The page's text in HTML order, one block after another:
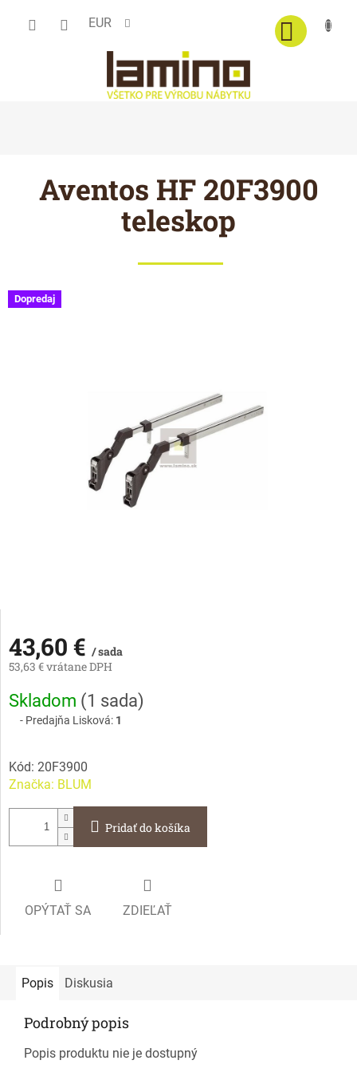
EUR
Aventos HF 20F3900
teleskop
Dopredaj
43,60 € / sada
53,63 € vrátane DPH
Jednotková
cena:
Skladom (1 sada)
Predajňa Lisková: 1
Kód: 20F3900
Značka: BLUM
Pridať do košíka
OPÝTAŤ SA ZDIEĽAŤ
Popis Diskusia
Podrobný popis
Popis produktu nie je dostupný